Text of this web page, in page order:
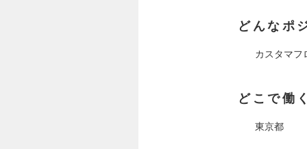
どんなポ
カスタマフ
どこで働
東京都